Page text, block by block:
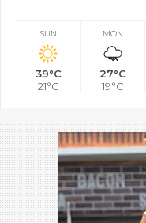
SUN
39°C
21°C
MON
27°C
19°C